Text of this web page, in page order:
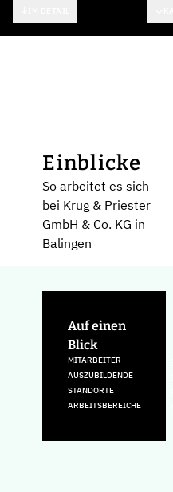
Einblicke
So arbeitet es sich
bei Krug & Priester
GmbH & Co. KG in
Balingen
Auf einen
Blick
MITARBEITER
AUSZUBILDENDE
STANDORTE
ARBEITSBEREICHE